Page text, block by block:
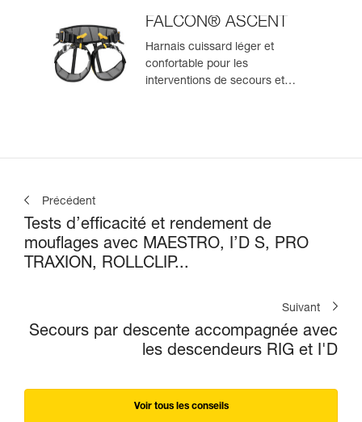
FALCON® ASCENT
Harnais cuissard léger et
confortable pour les
interventions de secours et
Précédent
Tests d’efficacité et rendement de
mouflages avec MAESTRO, I’D S, PRO
TRAXION, ROLLCLIP...
Suivant
Secours par descente accompagnée avec
les descendeurs RIG et I'D
Voir tous les conseils